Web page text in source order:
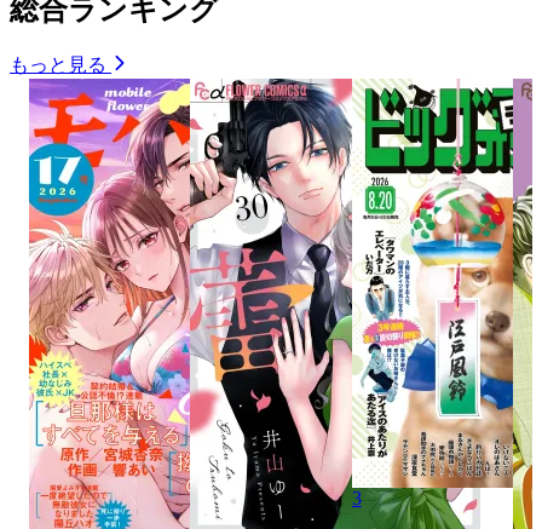
総合ランキング
もっと見る
3